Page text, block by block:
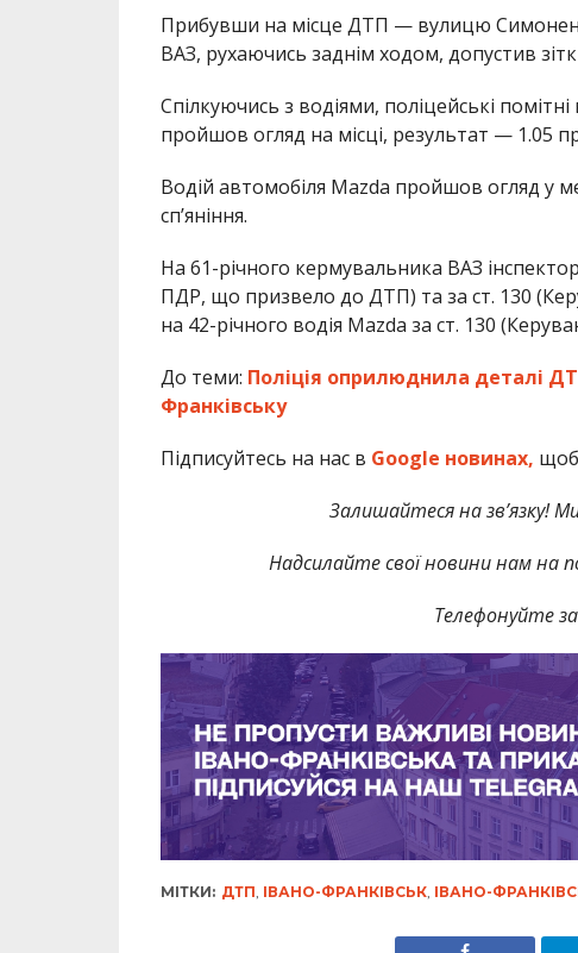
Прибувши на місце ДТП — вулицю
ВАЗ, рухаючись заднім ходом, допустив
Спілкуючись з водіями, поліцейські
пройшов огляд на місці, результат — 1.05
Водій автомобіля Mazda пройшов огляд у
спʼяніння.
На 61-річного кермувальника ВАЗ
ПДР, що призвело до ДТП) та за ст. 130
на 42-річного водія Mazda за ст. 130
До теми: Поліція оприлюднила деталі
Франківську
Підписуйтесь на нас в Google новинах,
Залишайтеся на зв’язку!
Надсилайте свої новини нам на
Телефонуйте
МІТКИ: ДТП ІВАНО-ФРАНКІВСЬК, ІВАНО-